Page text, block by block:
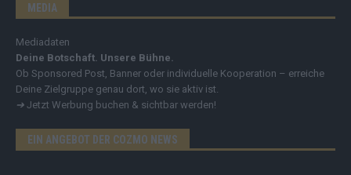
MEDIA
Mediadaten
Deine Botschaft. Unsere Bühne.
Ob Sponsored Post, Banner oder individuelle Kooperation – erreiche
Deine Zielgruppe genau dort, wo sie aktiv ist.
➔ Jetzt Werbung buchen & sichtbar werden!
EIN ANGEBOT DER COZMO NEWS